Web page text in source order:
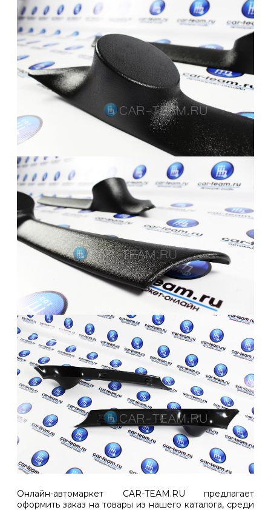
Онлайн-автомаркет CAR-TEAM.RU предлагает
оформить заказ на товары из нашего каталога, среди